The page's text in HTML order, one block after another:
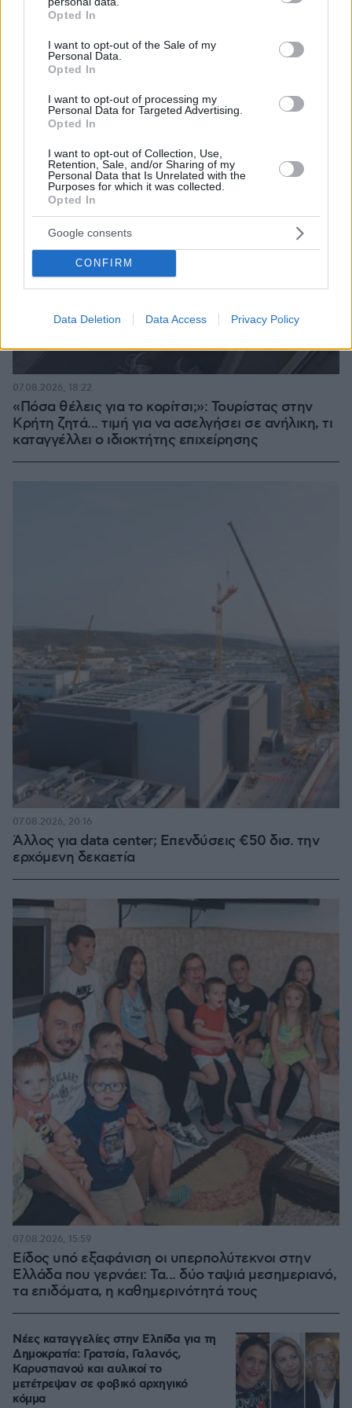
grant or deny consent to Google and its third-party tags to
use your data for below specified purposes in below Google
consent section.
Opted In
I want to opt-out of the Sale of my
Personal Data.
Opted In
I want to opt-out of processing my
Personal Data for Targeted Advertising.
Opted In
I want to opt-out of Collection, Use,
Retention, Sale, and/or Sharing of my
Personal Data that Is Unrelated with the
Purposes for which it was collected.
Opted In
Google consents
CONFIRM
Data Deletion Data Access Privacy Policy
ΤΑ ΠΙΟ ΔΗΜΟΦΙΛΗ
«Πόσα θέλεις για το κορίτσι;»: Τουρίστας στην
Κρήτη ζητά... τιμή για να ασελγήσει σε ανήλικη, τι
καταγγέλλει ο ιδιοκτήτης επιχείρησης
07.08.2026, 18:22
Άλλος για data center; Επενδύσεις €50 δισ. την
ερχόμενη δεκαετία
07.08.2026, 20:16
Είδος υπό εξαφάνιση οι υπερπολύτεκνοι στην
Ελλάδα που γερνάει: Τα... δύο ταψιά μεσημεριανό,
τα επιδόματα, η καθημερινότητά τους
07.08.2026, 15:59
Νέες καταγγελίες στην Ελπίδα για τη
Δημοκρατία: Γρατσία, Γαλανός,
Καρυστιανού και αυλικοί το
μετέτρεψαν σε φοβικό αρχηγικό
κόμμα